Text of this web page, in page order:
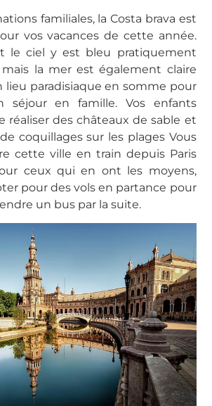
familiales, la Costa brava est
vos vacances de cette année.
le ciel y est bleu pratiquement
la mer est également claire
lieu paradisiaque en somme pour
séjour en famille. Vos enfants
réaliser des châteaux de sable et
coquillages sur les plages Vous
cette ville en train depuis Paris
ceux qui en ont les moyens,
pour des vols en partance pour
un bus par la suite.